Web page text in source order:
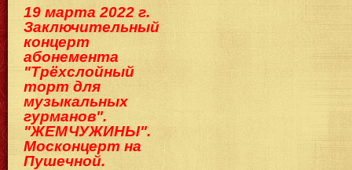
19 марта 2022 г.
Заключительный
концерт
абонемента
"Трёхслойный
торт для
музыкальных
гурманов".
"ЖЕМЧУЖИНЫ".
Москонцерт на
Пушечной.